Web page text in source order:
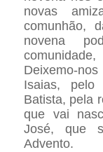
novas
comunhão,
novena
Deixemo-
Isaias,
Batista, pela
que vai
José, que
Advento.